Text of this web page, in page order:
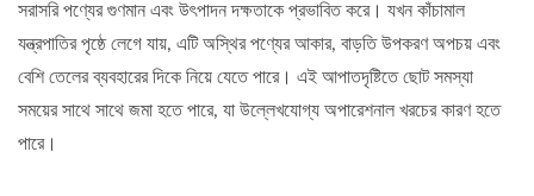
সরাসরি পণ্যের গুণমান এবং উৎপাদন দক্ষতাকে প্রভাবিত করে। যখন কাঁচামাল
যন্ত্রপাতির পৃষ্ঠে লেগে যায়, এটি অস্থির পণ্যের আকার, বাড়তি উপকরণ অপচয় এবং
বেশি তেলের ব্যবহারের দিকে নিয়ে যেতে পারে। এই আপাতদৃষ্টিতে ছোট সমস্যা
সময়ের সাথে সাথে জমা হতে পারে, যা উল্লেখযোগ্য অপারেশনাল খরচের কারণ হতে
পারে।